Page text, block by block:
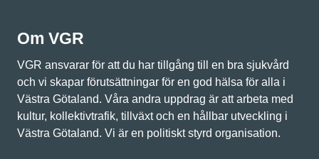
Om VGR
VGR ansvarar för att du har tillgång till en bra sjukvård
och vi skapar förutsättningar för en god hälsa för alla i
Västra Götaland. Våra andra uppdrag är att arbeta med
kultur, kollektivtrafik, tillväxt och en hållbar utveckling i
Västra Götaland. Vi är en politiskt styrd organisation.